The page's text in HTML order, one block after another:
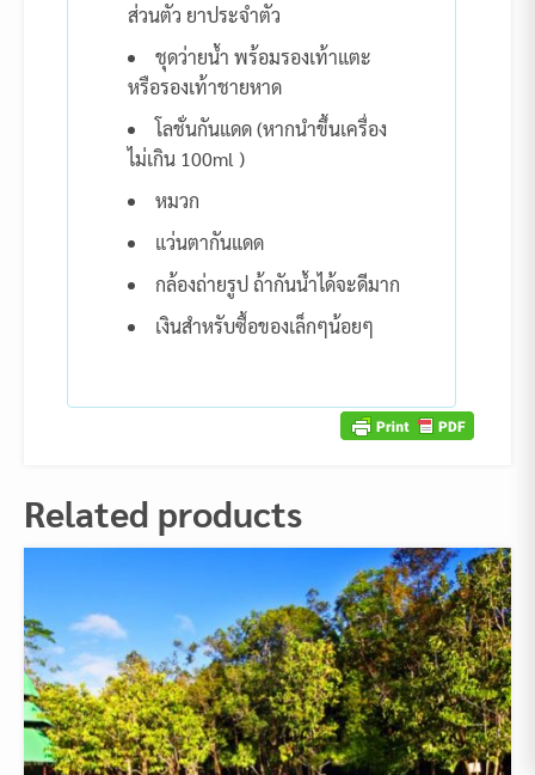
ส่วนตัว ยาประจำตัว
ชุดว่ายน้ำ พร้อมรองเท้าแตะ
หรือรองเท้าชายหาด
โลชั่นกันแดด (หากนำขึ้นเครื่อง
ไม่เกิน 100ml )
หมวก
แว่นตากันแดด
กล้องถ่ายรูป ถ้ากันน้ำได้จะดีมาก
เงินสำหรับซื้อของเล็กๆน้อยๆ
Related products